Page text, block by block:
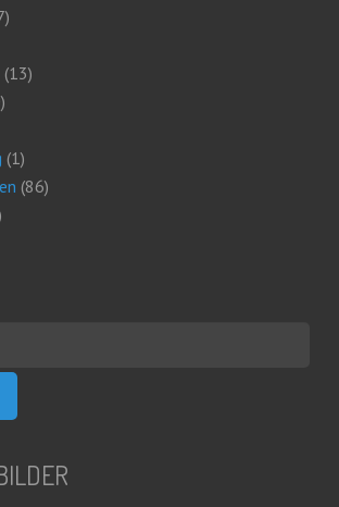
(13)
(1)
(86)